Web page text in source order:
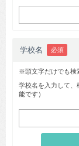
学校名 必須
※頭文字だけでも検
学校名を入力して、
能です）